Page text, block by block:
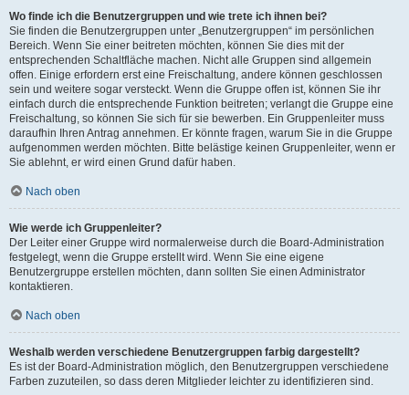
Wo finde ich die Benutzergruppen und wie trete ich ihnen bei?
Sie finden die Benutzergruppen unter „Benutzergruppen“ im persönlichen
Bereich. Wenn Sie einer beitreten möchten, können Sie dies mit der
entsprechenden Schaltfläche machen. Nicht alle Gruppen sind allgemein
offen. Einige erfordern erst eine Freischaltung, andere können geschlossen
sein und weitere sogar versteckt. Wenn die Gruppe offen ist, können Sie ihr
einfach durch die entsprechende Funktion beitreten; verlangt die Gruppe eine
Freischaltung, so können Sie sich für sie bewerben. Ein Gruppenleiter muss
daraufhin Ihren Antrag annehmen. Er könnte fragen, warum Sie in die Gruppe
aufgenommen werden möchten. Bitte belästige keinen Gruppenleiter, wenn er
Sie ablehnt, er wird einen Grund dafür haben.
Nach oben
Wie werde ich Gruppenleiter?
Der Leiter einer Gruppe wird normalerweise durch die Board-Administration
festgelegt, wenn die Gruppe erstellt wird. Wenn Sie eine eigene
Benutzergruppe erstellen möchten, dann sollten Sie einen Administrator
kontaktieren.
Nach oben
Weshalb werden verschiedene Benutzergruppen farbig dargestellt?
Es ist der Board-Administration möglich, den Benutzergruppen verschiedene
Farben zuzuteilen, so dass deren Mitglieder leichter zu identifizieren sind.